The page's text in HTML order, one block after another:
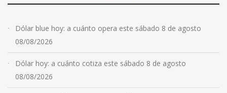
Dólar blue hoy: a cuánto opera este sábado 8 de agosto
08/08/2026
Dólar hoy: a cuánto cotiza este sábado 8 de agosto
08/08/2026